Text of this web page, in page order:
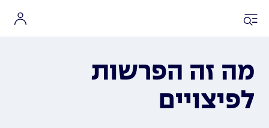
מה זה הפרשות
לפיצויים